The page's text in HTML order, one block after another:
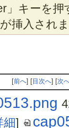
」キーを
挿入され
[前へ] [目次へ] [次
細]